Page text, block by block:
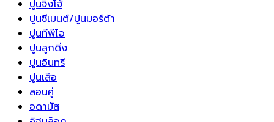
ปูนจิงโจ้
ปูนซีเมนต์/ปูนมอร์ต้า
ปูนทีพีไอ
ปูนลูกดิ่ง
ปูนอินทรี
ปูนเสือ
ลอนคู่
อดามัส